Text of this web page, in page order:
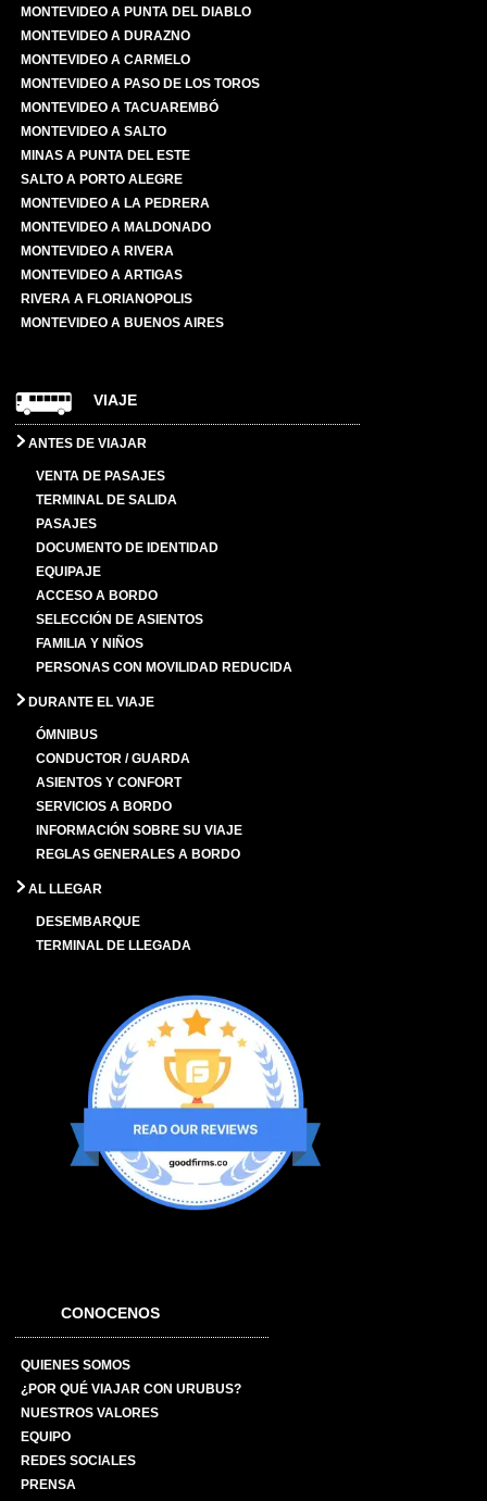
MONTEVIDEO A PUNTA DEL DIABLO
MONTEVIDEO A DURAZNO
MONTEVIDEO A CARMELO
MONTEVIDEO A PASO DE LOS TOROS
MONTEVIDEO A TACUAREMBÓ
MONTEVIDEO A SALTO
MINAS A PUNTA DEL ESTE
SALTO A PORTO ALEGRE
MONTEVIDEO A LA PEDRERA
MONTEVIDEO A MALDONADO
MONTEVIDEO A RIVERA
MONTEVIDEO A ARTIGAS
RIVERA A FLORIANOPOLIS
MONTEVIDEO A BUENOS AIRES
VIAJE
ANTES DE VIAJAR
VENTA DE PASAJES
TERMINAL DE SALIDA
PASAJES
DOCUMENTO DE IDENTIDAD
EQUIPAJE
ACCESO A BORDO
SELECCIÓN DE ASIENTOS
FAMILIA Y NIÑOS
PERSONAS CON MOVILIDAD REDUCIDA
DURANTE EL VIAJE
ÓMNIBUS
CONDUCTOR / GUARDA
ASIENTOS Y CONFORT
SERVICIOS A BORDO
INFORMACIÓN SOBRE SU VIAJE
REGLAS GENERALES A BORDO
AL LLEGAR
DESEMBARQUE
TERMINAL DE LLEGADA
CONOCENOS
QUIENES SOMOS
¿POR QUÉ VIAJAR CON URUBUS?
NUESTROS VALORES
EQUIPO
REDES SOCIALES
PRENSA